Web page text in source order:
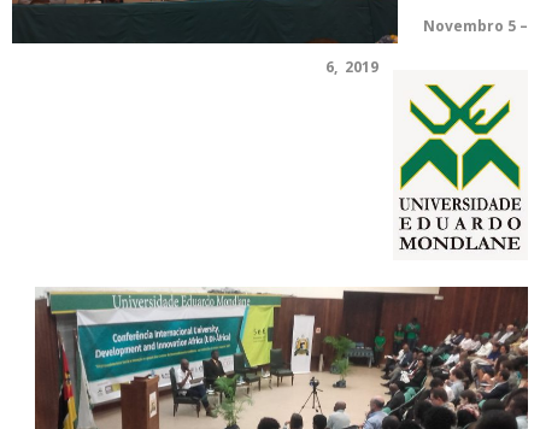
Novembro 5 –
6, 2019